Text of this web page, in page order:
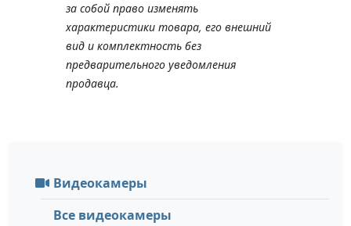
за собой право изменять
характеристики товара, его внешний
вид и комплектность без
предварительного уведомления
продавца.
Видеокамеры
Все видеокамеры